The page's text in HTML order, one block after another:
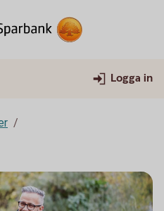
Logga in